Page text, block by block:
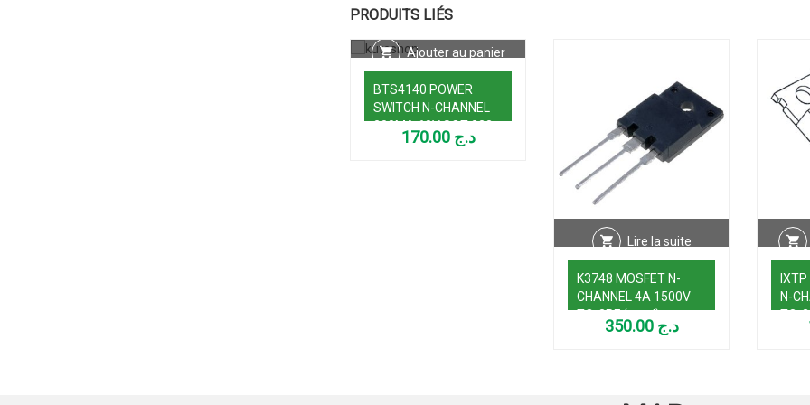
PRODUITS LIÉS
Ajouter au panier
BTS4140 POWER
SWITCH N-CHANNEL
200MA 60V SOT-223
د.ج 170.00
Lire la suite
K3748 MOSFET N-
CHANNEL 4A 1500V
TO-3PF (used)
د.ج 350.00
N-
TO-